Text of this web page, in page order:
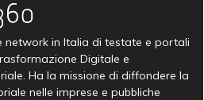
network in Italia di testate e portali
Digitale e
Ha la missione di diffondere la
nelle imprese e pubbliche